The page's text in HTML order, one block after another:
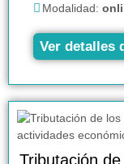
Modalidad:
Ver detalles
Tributación